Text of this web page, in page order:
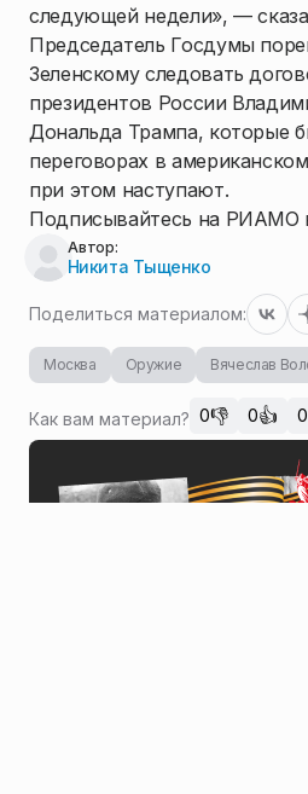
следующей недели», —
Председатель Госдумы
Зеленскому следовать
президентов России
Дональда Трампа, которые
переговорах в
при этом наступают.
Подписывайтесь на РИАМО
Автор:
Никита Тыщенко
Поделиться материалом:
Москва Оружие Вячеслав
Как вам материал? 0👎 0👍 0